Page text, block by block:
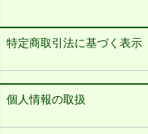
特定商取引法に基づく表示
個人情報の取扱